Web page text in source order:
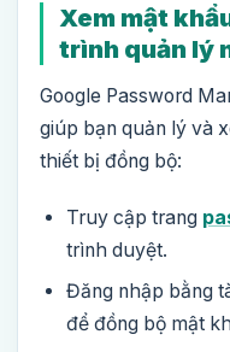
Xem mật
trình quản lý
Google Password
giúp bạn quản lý và
thiết bị đồng bộ:
Truy cập trang
trình duyệt.
Đăng nhập bằng
để đồng bộ mật